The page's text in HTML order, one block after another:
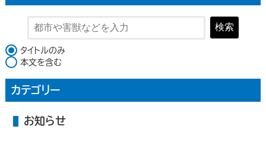
検索
検索対象
タイトルのみ
本文を含む
カテゴリー
お知らせ